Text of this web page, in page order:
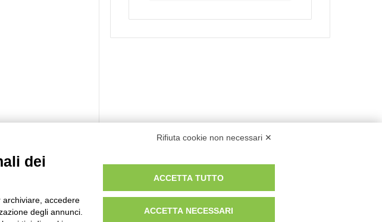
Rifiuta cookie non necessari ✕
dei
archiviare, accedere
degli annunci.
ACCETTA TUTTO
ACCETTA NECESSARI